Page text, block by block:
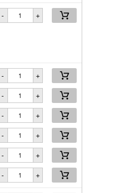
- +
- +
- +
- +
- +
- +
- +